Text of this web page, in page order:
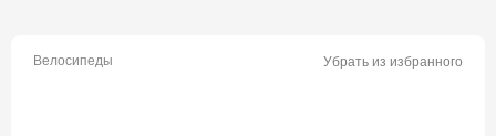
Велосипеды Убрать из избранного